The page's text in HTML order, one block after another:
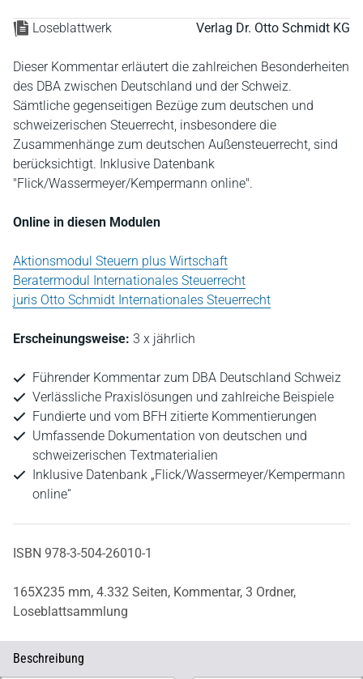
Loseblattwerk Verlag Dr. Otto Schmidt KG
Dieser Kommentar erläutert die zahlreichen Besonderheiten
des DBA zwischen Deutschland und der Schweiz.
Sämtliche gegenseitigen Bezüge zum deutschen und
schweizerischen Steuerrecht, insbesondere die
Zusammenhänge zum deutschen Außensteuerrecht, sind
berücksichtigt. Inklusive Datenbank
"Flick/Wassermeyer/Kempermann online".
Online in diesen Modulen
Aktionsmodul Steuern plus Wirtschaft
Beratermodul Internationales Steuerrecht
juris Otto Schmidt Internationales Steuerrecht
Erscheinungsweise: 3 x jährlich
Führender Kommentar zum DBA Deutschland Schweiz
Verlässliche Praxislösungen und zahlreiche Beispiele
Fundierte und vom BFH zitierte Kommentierungen
Umfassende Dokumentation von deutschen und
schweizerischen Textmaterialien
Inklusive Datenbank „Flick/Wassermeyer/Kempermann
online“
ISBN 978-3-504-26010-1
165X235 mm, 4.332 Seiten, Kommentar, 3 Ordner,
Loseblattsammlung
Beschreibung